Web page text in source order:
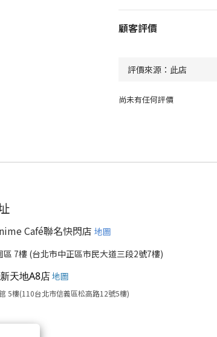
顧客評價
尚未有任何評價
Café聯名快閃店 地圖
區 7樓 (台北市中正區市民大道三段2號7樓)
天地A8店地圖
5樓(110台北市信義區松高路12號5樓)